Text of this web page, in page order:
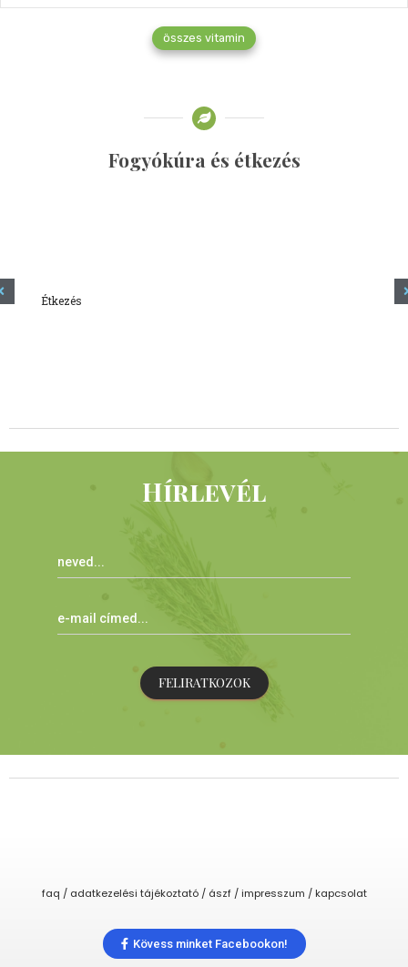
összes vitamin
Fogyókúra és étkezés
Étkezés
Hírlevél
FELIRATKOZOK
faq / adatkezelési tájékoztató / ászf / impresszum / kapcsolat
Kövess minket Facebookon!